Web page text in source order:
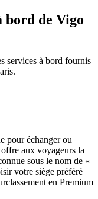
bord de Vigo
services à bord fournis
pour échanger ou
aux voyageurs la
sous le nom de «
votre siège préféré
en Premium